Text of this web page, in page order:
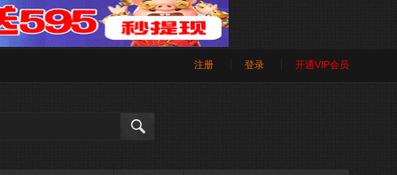
注册 登录 开通VIP会员